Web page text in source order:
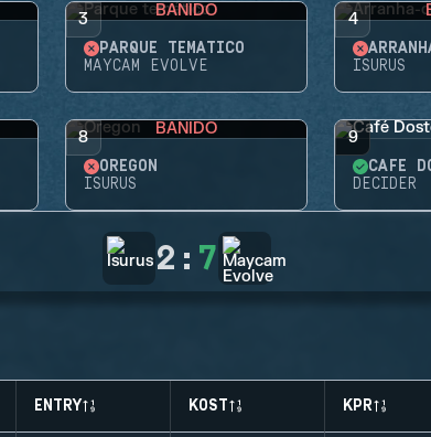
3 BANIDO
PARQUE TEMÁTICO
MAYCAM EVOLVE
4
ISURUS
8 BANIDO
OREGON
ISURUS
9
CAFÉ
DECIDER
2 : 7
ENTRY KOST KPR